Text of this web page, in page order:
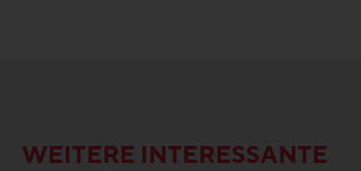
WEITERE INTERESSANTE